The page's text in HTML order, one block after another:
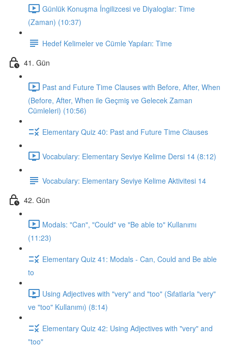
Günlük Konuşma İngilizcesi ve Diyaloglar: Time
(Zaman) (10:37)
Hedef Kelimeler ve Cümle Yapıları: Time
41. Gün
Past and Future Time Clauses with Before, After, When
(Before, After, When ile Geçmiş ve Gelecek Zaman
Cümleleri) (10:56)
Elementary Quiz 40: Past and Future Time Clauses
Vocabulary: Elementary Seviye Kelime Dersi 14 (8:12)
Vocabulary: Elementary Seviye Kelime Aktivitesi 14
42. Gün
Modals: "Can", "Could" ve "Be able to" Kullanımı
(11:23)
Elementary Quiz 41: Modals - Can, Could and Be able
to
Using Adjectives with "very" and "too" (Sıfatlarla "very"
ve "too" Kullanımı) (8:14)
Elementary Quiz 42: Using Adjectives with "very" and
"too"